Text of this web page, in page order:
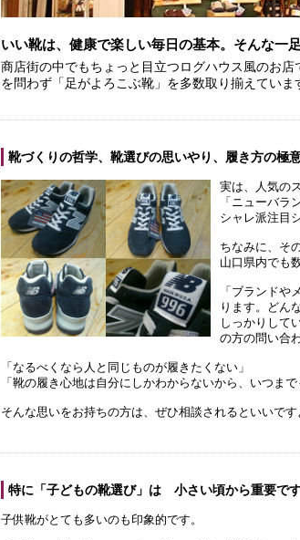
いい靴は、健康で楽しい毎日の基本。そんな一
商店街の中でもちょっと目立つログハウス風のお
を問わず「足がよろこぶ靴」を多数取り揃えていま
靴づくりの哲学、靴選びの思いやり、履き方の極
実は、人気の
「ニューバラ
シャレ派注目
ちなみに、そ
山口県内でも
「ブランドや
ります。どん
しっかりして
の方の問い合
「なるべくなら人と同じものが履きたくない」
「靴の履き心地は自分にしかわからないから、いつま
そんな思いをお持ちの方は、ぜひ相談されるといいです
特に「子どもの靴選び」は 小さい頃から重要で
子供靴がとても多いのも印象的です。